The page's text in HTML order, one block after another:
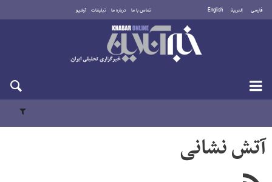
فارسی العربية English تماس با ما درباره ما تبلیغات آرشیو
یکشنبه ۱۸ مرداد ۱۴۰۵
آتش‌ نشانی